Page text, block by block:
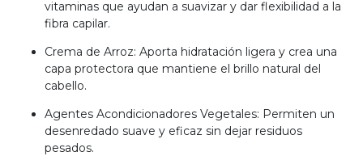
vitaminas que ayudan a suavizar y dar flexibilidad a la
fibra capilar.
Crema de Arroz: Aporta hidratación ligera y crea una
capa protectora que mantiene el brillo natural del
cabello.
Agentes Acondicionadores Vegetales: Permiten un
desenredado suave y eficaz sin dejar residuos
pesados.